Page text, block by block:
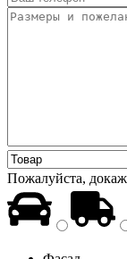
Пожалуйста,